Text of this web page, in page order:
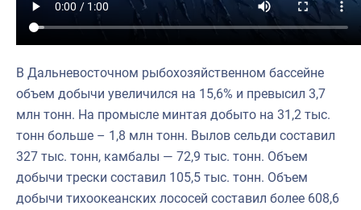
В Дальневосточном рыбохозяйственном бассейне
объем добычи увеличился на 15,6% и превысил 3,7
млн тонн. На промысле минтая добыто на 31,2 тыс.
тонн больше – 1,8 млн тонн. Вылов сельди составил
327 тыс. тонн, камбалы — 72,9 тыс. тонн. Объем
добычи трески составил 105,5 тыс. тонн. Объем
добычи тихоокеанских лососей составил более 608,6